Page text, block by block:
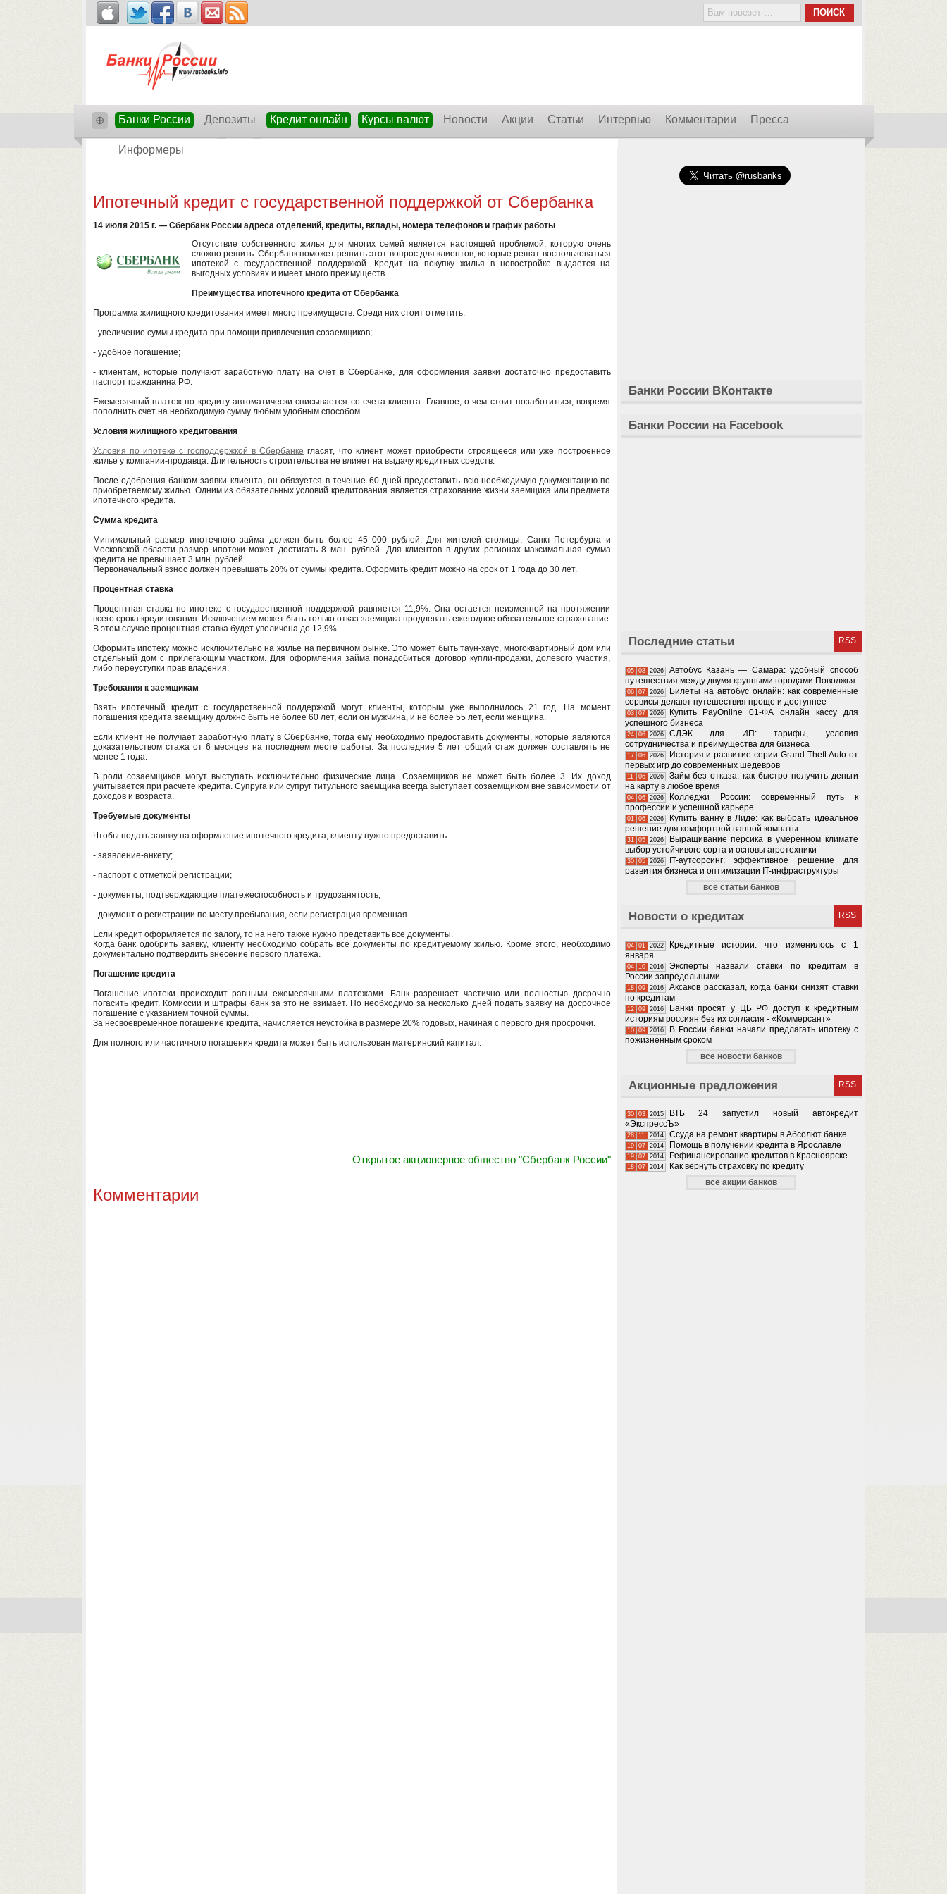
⊕ Банки России Депозиты Кредит онлайн Курсы валют Новости Акции Статьи Интервью Комментарии Пресса
Информеры
Ипотечный кредит с государственной поддержкой от Сбербанка
14 июля 2015 г. — Сбербанк России адреса отделений, кредиты, вклады, номера телефонов и график работы
Отсутствие собственного жилья для многих семей является настоящей проблемой, которую очень
сложно решить. Сбербанк поможет решить этот вопрос для клиентов, которые решат воспользоваться
ипотекой с государственной поддержкой. Кредит на покупку жилья в новостройке выдается на
выгодных условиях и имеет много преимуществ.
Преимущества ипотечного кредита от Сбербанка
Программа жилищного кредитования имеет много преимуществ. Среди них стоит отметить:
- увеличение суммы кредита при помощи привлечения созаемщиков;
- удобное погашение;
- клиентам, которые получают заработную плату на счет в Сбербанке, для оформления заявки достаточно предоставить
паспорт гражданина РФ.
Ежемесячный платеж по кредиту автоматически списывается со счета клиента. Главное, о чем стоит позаботиться, вовремя
пополнить счет на необходимую сумму любым удобным способом.
Условия жилищного кредитования
Условия по ипотеке с господдержкой в Сбербанке гласят, что клиент может приобрести строящееся или уже построенное
жилье у компании-продавца. Длительность строительства не влияет на выдачу кредитных средств.
После одобрения банком заявки клиента, он обязуется в течение 60 дней предоставить всю необходимую документацию по
приобретаемому жилью. Одним из обязательных условий кредитования является страхование жизни заемщика или предмета
ипотечного кредита.
Сумма кредита
Минимальный размер ипотечного займа должен быть более 45 000 рублей. Для жителей столицы, Санкт-Петербурга и
Московской области размер ипотеки может достигать 8 млн. рублей. Для клиентов в других регионах максимальная сумма
кредита не превышает 3 млн. рублей.
Первоначальный взнос должен превышать 20% от суммы кредита. Оформить кредит можно на срок от 1 года до 30 лет.
Процентная ставка
Процентная ставка по ипотеке с государственной поддержкой равняется 11,9%. Она остается неизменной на протяжении
всего срока кредитования. Исключением может быть только отказ заемщика продлевать ежегодное обязательное страхование.
В этом случае процентная ставка будет увеличена до 12,9%.
Оформить ипотеку можно исключительно на жилье на первичном рынке. Это может быть таун-хаус, многоквартирный дом или
отдельный дом с прилегающим участком. Для оформления займа понадобиться договор купли-продажи, долевого участия,
либо переуступки прав владения.
Требования к заемщикам
Взять ипотечный кредит с государственной поддержкой могут клиенты, которым уже выполнилось 21 год. На момент
погашения кредита заемщику должно быть не более 60 лет, если он мужчина, и не более 55 лет, если женщина.
Если клиент не получает заработную плату в Сбербанке, тогда ему необходимо предоставить документы, которые являются
доказательством стажа от 6 месяцев на последнем месте работы. За последние 5 лет общий стаж должен составлять не
менее 1 года.
В роли созаемщиков могут выступать исключительно физические лица. Созаемщиков не может быть более 3. Их доход
учитывается при расчете кредита. Супруга или супруг титульного заемщика всегда выступает созаемщиком вне зависимости от
доходов и возраста.
Требуемые документы
Чтобы подать заявку на оформление ипотечного кредита, клиенту нужно предоставить:
- заявление-анкету;
- паспорт с отметкой регистрации;
- документы, подтверждающие платежеспособность и трудозанятость;
- документ о регистрации по месту пребывания, если регистрация временная.
Если кредит оформляется по залогу, то на него также нужно представить все документы.
Когда банк одобрить заявку, клиенту необходимо собрать все документы по кредитуемому жилью. Кроме этого, необходимо
документально подтвердить внесение первого платежа.
Погашение кредита
Погашение ипотеки происходит равными ежемесячными платежами. Банк разрешает частично или полностью досрочно
погасить кредит. Комиссии и штрафы банк за это не взимает. Но необходимо за несколько дней подать заявку на досрочное
погашение с указанием точной суммы.
За несвоевременное погашение кредита, начисляется неустойка в размере 20% годовых, начиная с первого дня просрочки.
Для полного или частичного погашения кредита может быть использован материнский капитал.
Открытое акционерное общество "Сбербанк России"
Комментарии
Банки России ВКонтакте
Банки России на Facebook
Последние статьи RSS
05 08 2026
Автобус Казань — Самара: удобный способ
путешествия между двумя крупными городами Поволжья
06 07 2026
Билеты на автобус онлайн: как современные
сервисы делают путешествия проще и доступнее
03 07 2026
Купить PayOnline 01-ФА онлайн кассу для
успешного бизнеса
24 06 2026
СДЭК для ИП: тарифы, условия
сотрудничества и преимущества для бизнеса
17 06 2026
История и развитие серии Grand Theft Auto от
первых игр до современных шедевров
11 06 2026
Займ без отказа: как быстро получить деньги
на карту в любое время
04 06 2026
Колледжи России: современный путь к
профессии и успешной карьере
01 06 2026
Купить ванну в Лиде: как выбрать идеальное
решение для комфортной ванной комнаты
31 05 2026
Выращивание персика в умеренном климате
выбор устойчивого сорта и основы агротехники
30 05 2026
IT-аутсорсинг: эффективное решение для
развития бизнеса и оптимизации IT-инфраструктуры
все статьи банков
Новости о кредитах RSS
04 01 2022
Кредитные истории: что изменилось с 1
января
04 10 2016
Эксперты назвали ставки по кредитам в
России запредельными
18 09 2016
Аксаков рассказал, когда банки снизят ставки
по кредитам
12 09 2016
Банки просят у ЦБ РФ доступ к кредитным
историям россиян без их согласия - «Коммерсант»
10 09 2016
В России банки начали предлагать ипотеку с
пожизненным сроком
все новости банков
Акционные предложения RSS
30 03 2015
ВТБ 24 запустил новый автокредит
«ЭкспрессЪ»
28 11 2014 Ссуда на ремонт квартиры в Абсолют банке
19 07 2014 Помощь в получении кредита в Ярославле
19 07 2014 Рефинансирование кредитов в Красноярске
18 07 2014
Как вернуть страховку по кредиту
все акции банков